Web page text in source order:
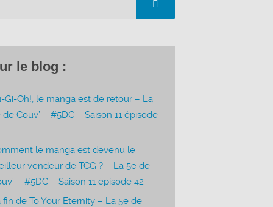
le blog :
Gi-Oh!, le manga est de retour – La
de Couv’ – #5DC – Saison 11 épisode
le manga est devenu le
vendeur de TCG ? – La 5e de
– #5DC – Saison 11 épisode 42
fin de To Your Eternity – La 5e de